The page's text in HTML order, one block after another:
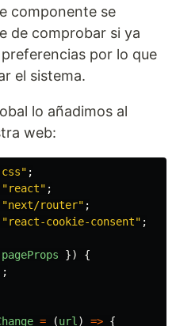
componente se
de comprobar si ya
por lo que
el sistema.
lo añadimos al
web:
" ;
"react" ;
"next/router" ;
"react-cookie-consent" ;
pageProps })
{
= (url ) => {